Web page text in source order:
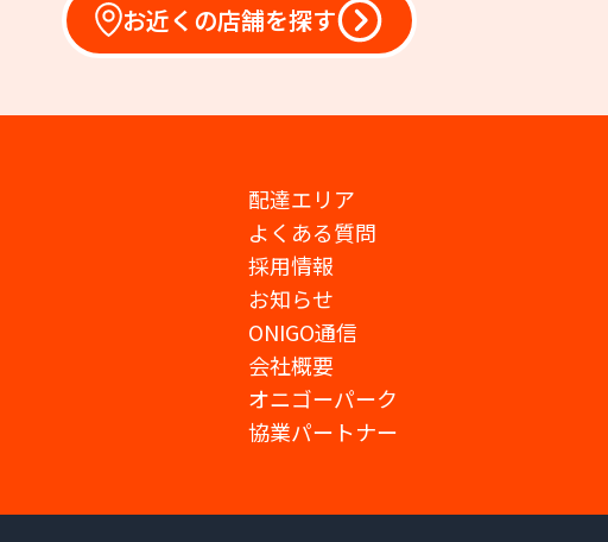
お近くの店舗を探す
配達エリア
よくある質問
採用情報
お知らせ
ONIGO通信
会社概要
オニゴーパーク
協業パートナー